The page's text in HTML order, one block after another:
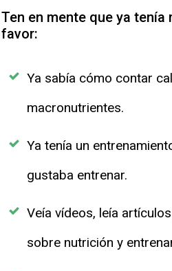
Ten en mente que ya
favor:
Ya sabía cómo contar
macronutrientes.
Ya tenía un
gustaba entrenar.
Veía vídeos, leía
sobre nutrición y